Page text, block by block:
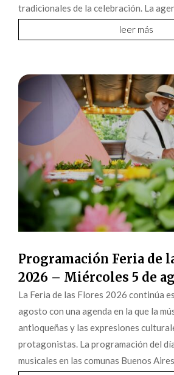
tradicionales de la celebración. La
leer más
Programación Feria de
2026 – Miércoles 5 de
La Feria de las Flores 2026 continúa
agosto con una agenda en la que la
antioqueñas y las expresiones
protagonistas. La programación del
musicales en las comunas Buenos